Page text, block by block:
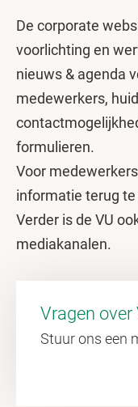
De corporate
voorlichting en
nieuws & agenda
medewerkers,
formulieren.
Voor
informatie terug
Verder is de VU
mediakanalen.
Vragen over
Stuur ons een